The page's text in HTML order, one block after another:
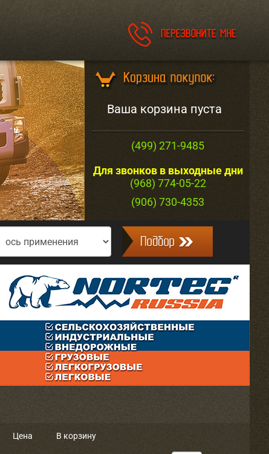
Ваша корзина пуста
(499) 271-9485
Для звонков в выходные дни
(968) 774-05-22
(906) 730-4353
Цена В корзину